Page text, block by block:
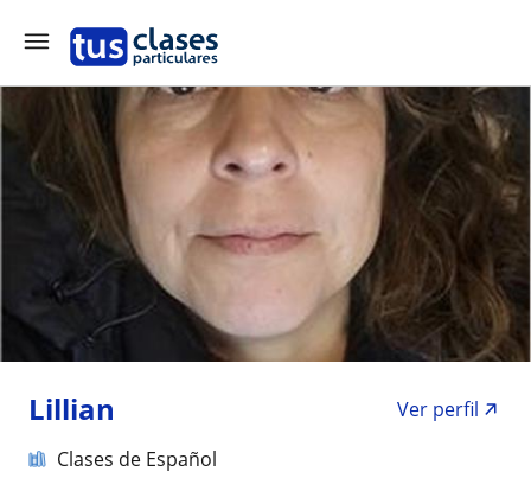
Lillian
Ver perfil
Clases de Español